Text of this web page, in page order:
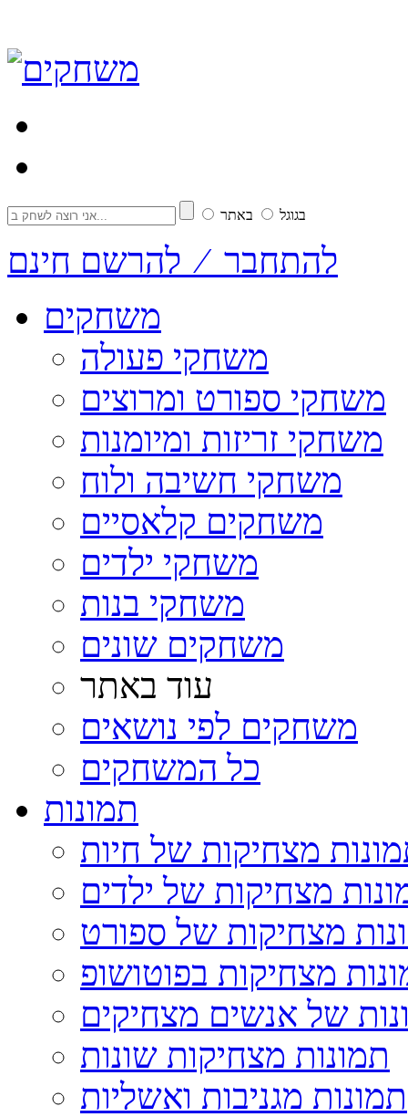
בגוגל באתר
להתחבר ⁄ להרשם חינם
משחקים
משחקי פעולה
משחקי ספורט ומרוצים
משחקי זריזות ומיומנות
משחקי חשיבה ולוח
משחקים קלאסיים
משחקי ילדים
משחקי בנות
משחקים שונים
עוד באתר
משחקים לפי נושאים
כל המשחקים
תמונות
מצחיקות של חיות
מצחיקות של ילדים
מצחיקות של ספורט
מצחיקות בפוטושופ
של אנשים מצחיקים
תמונות מצחיקות שונות
תמונות מגניבות ואשליות